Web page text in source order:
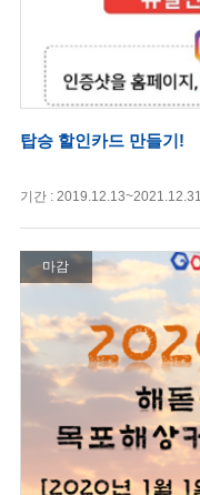
탑승 할인카드 만들기!
기간 : 2019.12.13~2021.12.31
마감